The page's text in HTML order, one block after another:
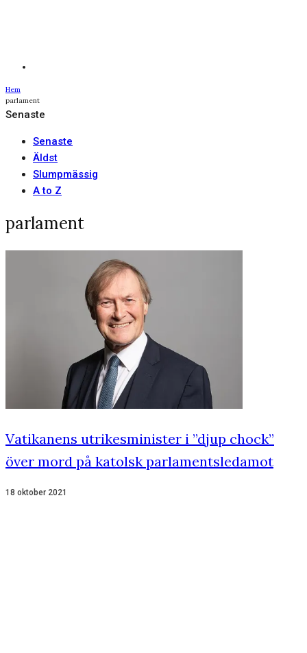
Hem
parlament
Senaste
Senaste
Äldst
Slumpmässig
A to Z
parlament
Vatikanens utrikesminister i ”djup chock”
över mord på katolsk parlamentsledamot
18 oktober 2021